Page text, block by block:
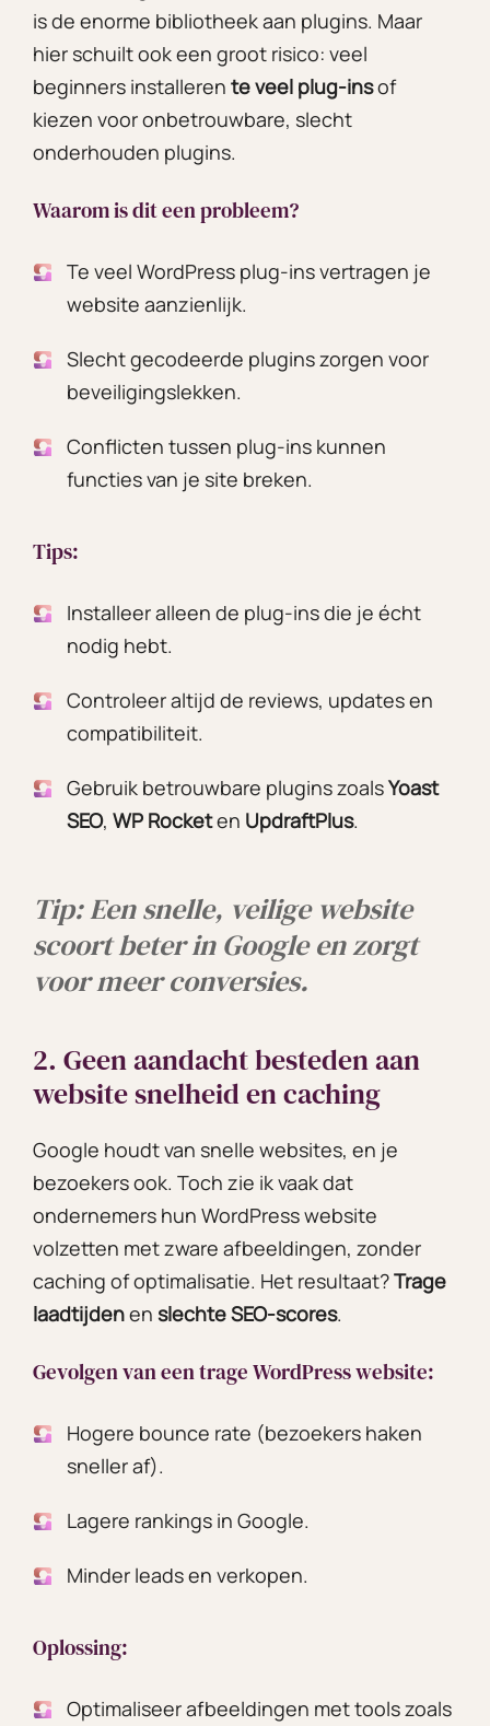
is de enorme bibliotheek aan plugins. Maar
hier schuilt ook een groot risico: veel
beginners installeren te veel plug-insof
kiezen voor onbetrouwbare, slecht
onderhouden plugins.
Waarom is dit een probleem?
Te veel WordPress plug-ins vertragen je
website aanzienlijk.
Slecht gecodeerde plugins zorgen voor
beveiligingslekken.
Conflicten tussen plug-ins kunnen
functies van je site breken.
Tips:
Installeer alleen de plug-ins die je écht
nodig hebt.
Controleer altijd de reviews, updates en
compatibiliteit.
Gebruik betrouwbare plugins zoalsYoast
SEO, WP Rocketen UpdraftPlus.
Tip: Een snelle, veilige website
scoort beter in Google en zorgt
voor meer conversies.
2. Geen aandacht besteden aan
website snelheid en caching
Google houdt van snelle websites, en je
bezoekers ook. Toch zie ik vaak dat
ondernemers hun WordPress website
volzetten met zware afbeeldingen, zonder
caching of optimalisatie. Het resultaat?Trage
laadtijdenen slechte SEO-scores.
Gevolgen van een trage WordPress website:
Hogere bounce rate (bezoekers haken
sneller af).
Lagere rankings in Google.
Minder leads en verkopen.
Oplossing:
Optimaliseer afbeeldingen met tools zoals